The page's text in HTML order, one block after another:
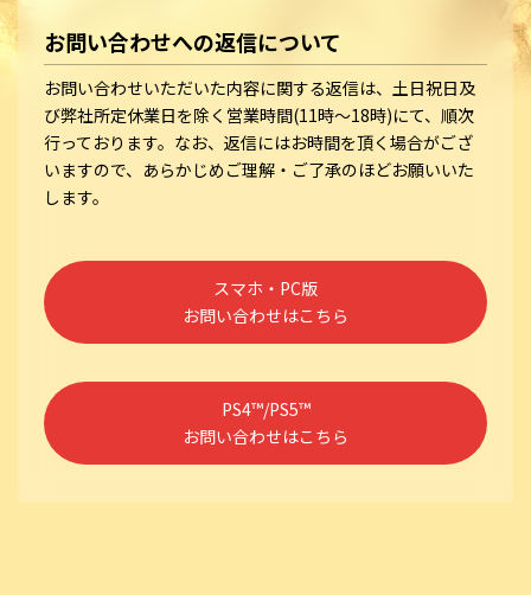
お問い合わせへの返信について
お問い合わせいただいた内容に関する返信は、土日祝日及
び弊社所定休業日を除く営業時間(11時～18時)にて、順次
行っております。なお、返信にはお時間を頂く場合がござ
いますので、あらかじめご理解・ご了承のほどお願いいた
します。
スマホ・PC版
お問い合わせはこちら
PS4™/PS5™
お問い合わせはこちら